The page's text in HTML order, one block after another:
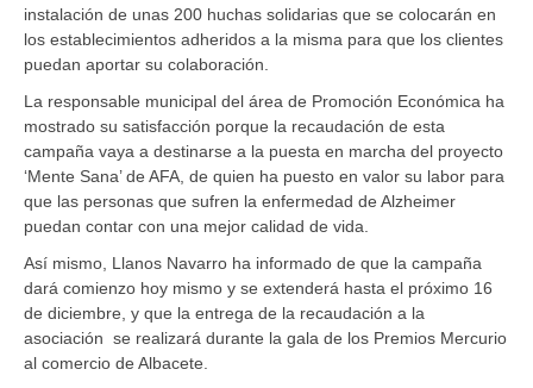
instalación de unas 200 huchas solidarias que se colocarán en
los establecimientos adheridos a la misma para que los clientes
puedan aportar su colaboración.
La responsable municipal del área de Promoción Económica ha
mostrado su satisfacción porque la recaudación de esta
campaña vaya a destinarse a la puesta en marcha del proyecto
‘Mente Sana’ de AFA, de quien ha puesto en valor su labor para
que las personas que sufren la enfermedad de Alzheimer
puedan contar con una mejor calidad de vida.
Así mismo, Llanos Navarro ha informado de que la campaña
dará comienzo hoy mismo y se extenderá hasta el próximo 16
de diciembre, y que la entrega de la recaudación a la
asociación se realizará durante la gala de los Premios Mercurio
al comercio de Albacete.